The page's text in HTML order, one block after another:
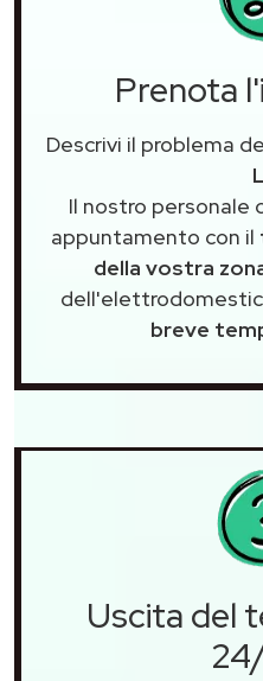
Prenota
Descrivi il problema
Il nostro personale
appuntamento con il
della vostra
breve
Uscita del